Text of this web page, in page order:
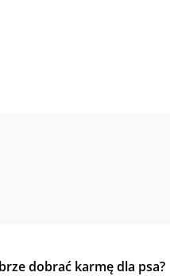
dobrać karmę dla psa?